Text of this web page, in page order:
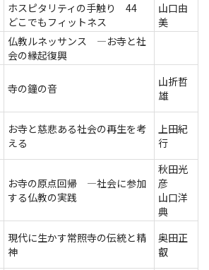
ホスピタリティの手触り 44
どこでもフィットネス
山口由
美
仏教ルネッサンス ―お寺と社
会の縁起復興
寺の鐘の音
山折哲
雄
お寺と慈悲ある社会の再生を考
える
上田紀
行
お寺の原点回帰 ―社会に参加
する仏教の実践
秋田光
彦
山口洋
典
現代に生かす常照寺の伝統と精
神
奥田正
叡